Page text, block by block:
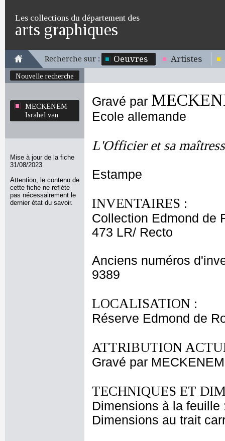
Les collections du département des
arts graphiques
Recherche sur : Oeuvres Artistes
Nouvelle recherche
MECKENEM
Israhel van
Mise à jour de la fiche
31/08/2023
Attention, le contenu de
cette fiche ne reflète
pas nécessairement le
dernier état du savoir.
Gravé par
Ecole allemande
L'Officier et sa
Estampe
INVENTAIRES :
Collection Edmond de
473 LR/ Recto
Anciens numéros
9389
LOCALISATION :
Réserve Edmond de
ATTRIBUTION
Gravé par
TECHNIQUES ET
Dimensions à la feuille
Dimensions au trait